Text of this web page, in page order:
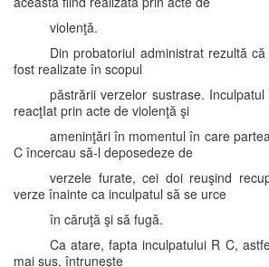
violenţă.
Din probatoriul administrat rezultă
fost realizate în scopul
păstrării verzelor sustrase.
reacţIat prin acte de violenţă şi
ameninţări în momentul în care
C încercau să-l deposedeze de
verzele furate, cei doi reuşind
verze înainte ca inculpatul să se urce
în căruţă şi să fugă.
Ca atare, fapta inculpatului R C,
mai sus, întruneşte